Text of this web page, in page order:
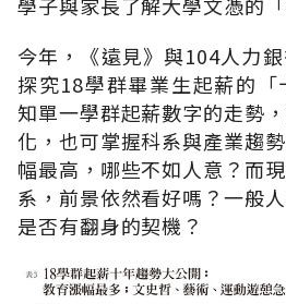
今年，《遠見》與104人力
探究18學群畢業生起薪的
知單一學群起薪數字的走勢
化，也可掌握科系與產業趨
幅最高，哪些不如人意？而
系，前景依然看好嗎？一般
是否有翻身的契機？